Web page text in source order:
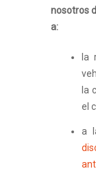
nosotros
a:
la
la
el
a